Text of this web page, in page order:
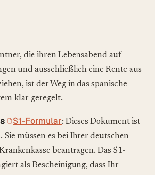
die ihren Lebensabend auf
und ausschließlich eine Rente aus
ist der Weg in das spanische
klar geregelt.
S1-Formular: Dieses Dokument ist
Sie müssen es bei Ihrer deutschen
beantragen. Das S1-
als Bescheinigung, dass Ihr